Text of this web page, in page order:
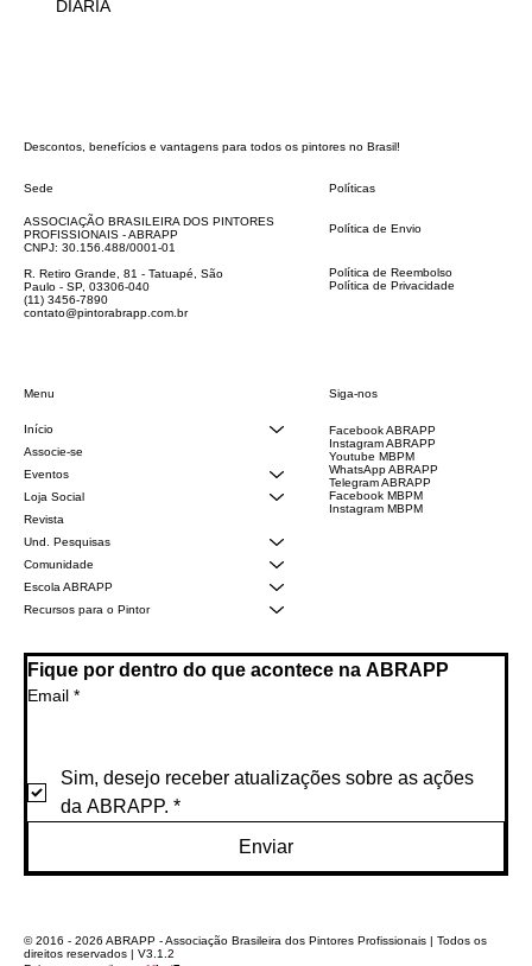
DIÁRIA
Descontos, benefícios e vantagens para todos os pintores no Brasil!
Sede
ASSOCIAÇÃO BRASILEIRA DOS PINTORES
PROFISSIONAIS - ABRAPP
CNPJ: 30.156.488/0001-01
R. Retiro Grande, 81 - Tatuapé, São
Paulo - SP, 03306-040
(11) 3456-7890
contato@pintorabrapp.com.br
Menu
Início
Associe-se
Eventos
Loja Social
Revista
Und. Pesquisas
Comunidade
Escola ABRAPP
Recursos para o Pintor
Políticas
Política de Envio
Política de Reembolso
Política de Privacidade
Siga-nos
Facebook ABRAPP
Instagram ABRAPP
Youtube MBPM
WhatsApp ABRAPP
Telegram ABRAPP
Facebook MBPM
Instagram MBPM
Fique por dentro do que acontece na ABRAPP
Email *
Sim, desejo receber atualizações sobre as ações
da ABRAPP. *
Enviar
© 2016 - 2026 ABRAPP - Associação Brasileira dos Pintores Profissionais | Todos os
direitos reservados | V3.1.2